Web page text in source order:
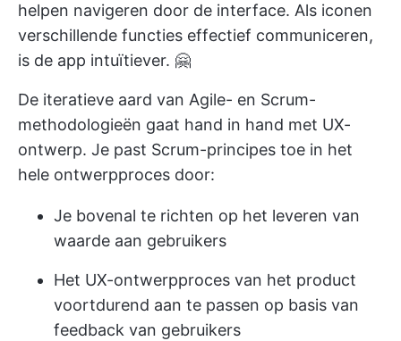
helpen navigeren door de interface. Als iconen
verschillende functies effectief communiceren,
is de app intuïtiever. 🤗
De iteratieve aard van Agile- en Scrum-
methodologieën gaat hand in hand met UX-
ontwerp. Je past Scrum-principes toe in het
hele ontwerpproces door:
Je bovenal te richten op het leveren van
waarde aan gebruikers
Het UX-ontwerpproces van het product
voortdurend aan te passen op basis van
feedback van gebruikers